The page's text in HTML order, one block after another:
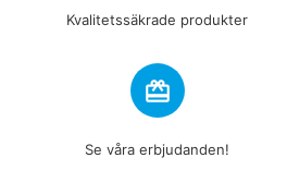
Kvalitetssäkrade produkter
redeem
Se våra erbjudanden!